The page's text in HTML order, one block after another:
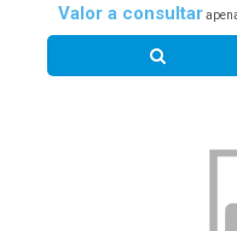
Valor a consultar